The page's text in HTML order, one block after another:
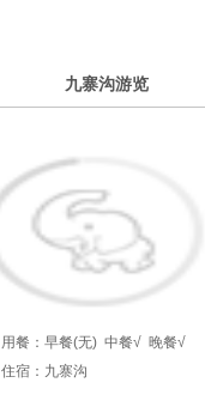
九寨沟游览
用餐： 早餐(无) 中餐√ 晚餐√
住宿：九寨沟